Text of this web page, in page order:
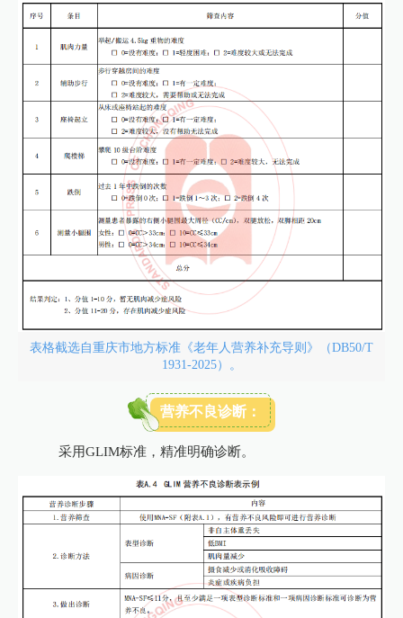
表格截选自重庆市地方标准《老年人营养补充导则》（DB50/T
1931-2025）。
营养不良诊断：
采用GLIM标准，精准明确诊断。